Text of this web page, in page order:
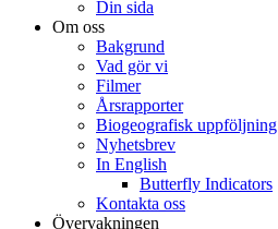
Din sida
Om oss
Bakgrund
Vad gör vi
Filmer
Årsrapporter
Biogeografisk uppföljning
Nyhetsbrev
In English
Butterfly Indicators
Kontakta oss
Övervakningen